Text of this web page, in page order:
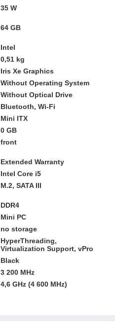
35 W
64 GB
Intel
0,51 kg
Iris Xe Graphics
Without Operating System
Without Optical Drive
Bluetooth, Wi-Fi
Mini ITX
0 GB
front
Extended Warranty
Intel Core i5
M.2, SATA III
DDR4
Mini PC
no storage
HyperThreading,
Virtualization Support, vPro
Black
3 200 MHz
4,6 GHz (4 600 MHz)